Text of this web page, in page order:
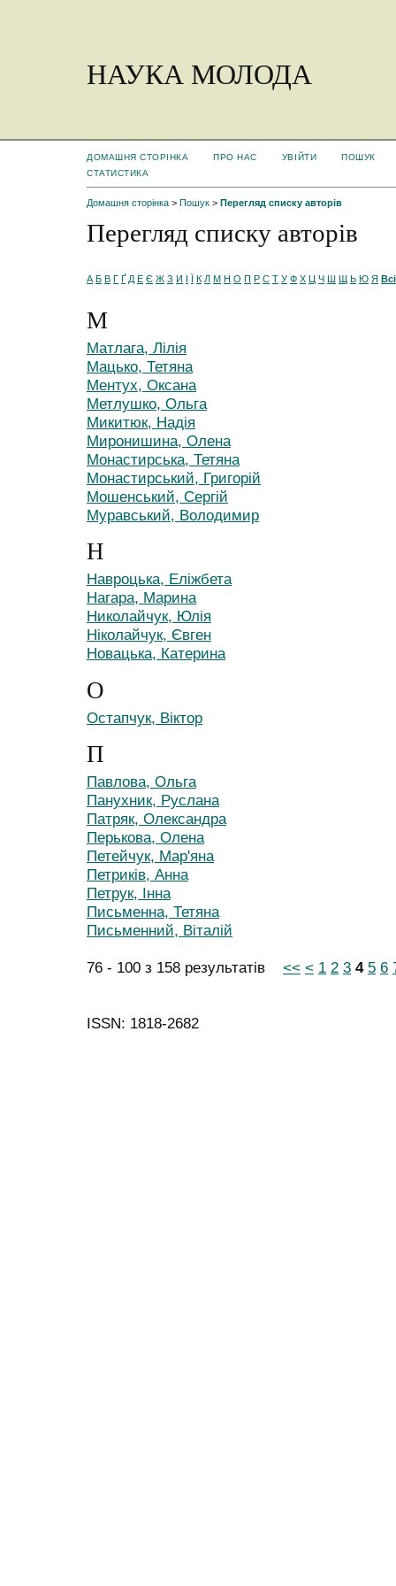
НАУКА МОЛОДА
ДОМАШНЯ СТОРІНКА ПРО НАС УВІЙТИ
ПОШУК
СТАТИСТИКА
Домашня сторінка > Пошук > Перегляд списку авторів
Перегляд списку авторів
А Б В Г Ґ Д Е Є Ж З И І Ї К Л М Н О П Р С Т У Ф Х Ц Ч Ш Щ Ь Ю Я Всі
М
Матлага, Лілія
Мацько, Тетяна
Ментух, Оксана
Метлушко, Ольга
Микитюк, Надія
Миронишина, Олена
Монастирська, Тетяна
Монастирський, Григорій
Мошенський, Сергій
Муравський, Володимир
Н
Навроцька, Еліжбета
Нагара, Марина
Николайчук, Юлія
Ніколайчук, Євген
Новацька, Катерина
О
Остапчук, Віктор
П
Павлова, Ольга
Панухник, Руслана
Патряк, Олександра
Перькова, Олена
Петейчук, Мар'яна
Петриків, Анна
Петрук, Інна
Письменна, Тетяна
Письменний, Віталій
76 - 100 з 158 результатів << < 1 2 3 4 5 6
ISSN: 1818-2682